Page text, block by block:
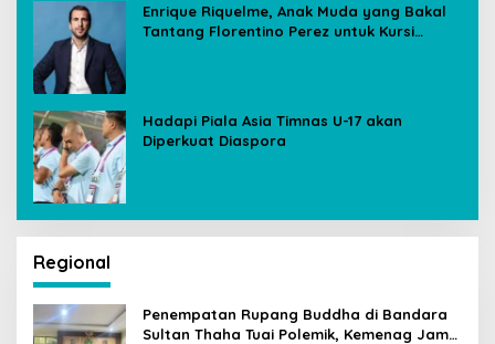
Enrique Riquelme, Anak Muda yang Bakal
Tantang Florentino Perez untuk Kursi
Hadapi Piala Asia Timnas U-17 akan
Diperkuat Diaspora
Regional
Penempatan Rupang Buddha di Bandara
Sultan Thaha Tuai Polemik, Kemenag Jambi